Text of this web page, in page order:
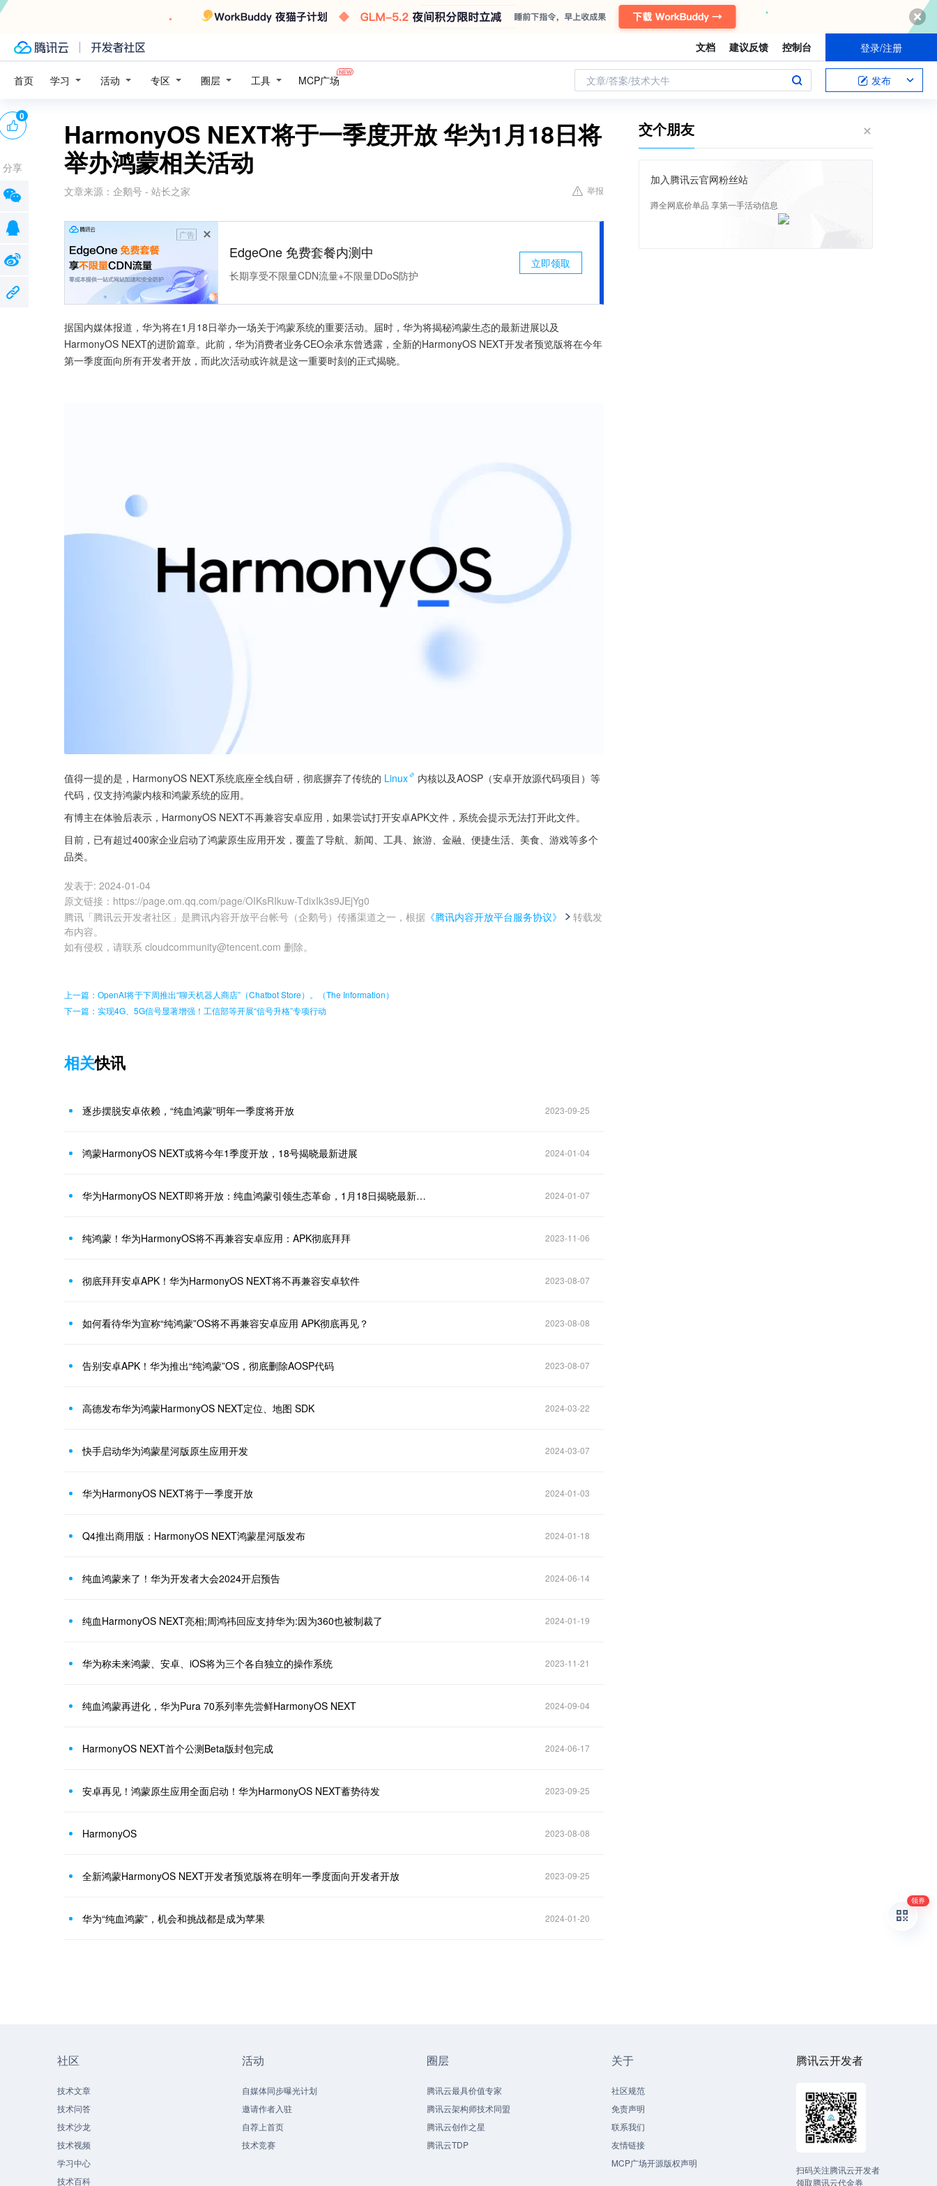
文档 建议反馈 控制台 登录/注册
首页 学习 活动 专区 圈层 工具 MCP广场 文章/答案/技术大牛 发布
HarmonyOS NEXT将于一季度开放 华为1月18日将
举办鸿蒙相关活动
文章来源： 企鹅号 - 站长之家 举报
广告
EdgeOne 免费套餐内测中
长期享受不限量CDN流量+不限量DDoS防护
立即领取
据国内媒体报道，华为将在1月18日举办一场关于鸿蒙系统的重要活动。届时，华为将揭秘鸿蒙生态的最新进展以及
HarmonyOS NEXT的进阶篇章。此前，华为消费者业务CEO余承东曾透露，全新的HarmonyOS NEXT开发者预览版将在今年
第一季度面向所有开发者开放，而此次活动或许就是这一重要时刻的正式揭晓。
值得一提的是，HarmonyOS NEXT系统底座全线自研，彻底摒弃了传统的 Linux
内核以及AOSP（安卓开放源代码项目）等
代码，仅支持鸿蒙内核和鸿蒙系统的应用。
有博主在体验后表示，HarmonyOS NEXT不再兼容安卓应用，如果尝试打开安卓APK文件，系统会提示无法打开此文件。
目前，已有超过400家企业启动了鸿蒙原生应用开发，覆盖了导航、新闻、工具、旅游、金融、便捷生活、美食、游戏等多个
品类。
发表于: 2024-01-04
原文链接 ： https://page.om.qq.com/page/OIKsRIkuw-TdixIk3s9JEjYg0
腾讯「腾讯云开发者社区」是腾讯内容开放平台帐号（企鹅号）传播渠道之一，根据 《腾讯内容开放平台服务协议》
转载发
布内容。
如有侵权，请联系 cloudcommunity@tencent.com 删除。
0
分享
上一篇：OpenAI将于下周推出“聊天机器人商店”（Chatbot Store）。（The Information）
下一篇：实现4G、5G信号显著增强！工信部等开展“信号升格”专项行动
相关快讯
逐步摆脱安卓依赖，“纯血鸿蒙”明年一季度将开放 2023-09-25
鸿蒙HarmonyOS NEXT或将今年1季度开放，18号揭晓最新进展 2024-01-04
华为HarmonyOS NEXT即将开放：纯血鸿蒙引领生态革命，1月18日揭晓最新进展 2024-01-07
纯鸿蒙！华为HarmonyOS将不再兼容安卓应用：APK彻底拜拜 2023-11-06
彻底拜拜安卓APK！华为HarmonyOS NEXT将不再兼容安卓软件 2023-08-07
如何看待华为宣称“纯鸿蒙”OS将不再兼容安卓应用 APK彻底再见？ 2023-08-08
告别安卓APK！华为推出“纯鸿蒙”OS，彻底删除AOSP代码 2023-08-07
高德发布华为鸿蒙HarmonyOS NEXT定位、地图 SDK 2024-03-22
快手启动华为鸿蒙星河版原生应用开发 2024-03-07
华为HarmonyOS NEXT将于一季度开放 2024-01-03
Q4推出商用版：HarmonyOS NEXT鸿蒙星河版发布 2024-01-18
纯血鸿蒙来了！华为开发者大会2024开启预告 2024-06-14
纯血HarmonyOS NEXT亮相;周鸿祎回应支持华为:因为360也被制裁了 2024-01-19
华为称未来鸿蒙、安卓、iOS将为三个各自独立的操作系统 2023-11-21
纯血鸿蒙再进化，华为Pura 70系列率先尝鲜HarmonyOS NEXT 2024-09-04
HarmonyOS NEXT首个公测Beta版封包完成 2024-06-17
安卓再见！鸿蒙原生应用全面启动！华为HarmonyOS NEXT蓄势待发 2023-09-25
HarmonyOS 2023-08-08
全新鸿蒙HarmonyOS NEXT开发者预览版将在明年一季度面向开发者开放 2023-09-25
华为“纯血鸿蒙”，机会和挑战都是成为苹果 2024-01-20
交个朋友
加入腾讯云官网粉丝站
蹲全网底价单品 享第一手活动信息
社区
技术文章
技术问答
技术沙龙
技术视频
学习中心
技术百科
活动
自媒体同步曝光计划
邀请作者入驻
自荐上首页
技术竞赛
圈层
腾讯云最具价值专家
腾讯云架构师技术同盟
腾讯云创作之星
腾讯云TDP
关于
社区规范
免责声明
联系我们
友情链接
MCP广场开源版权声明
腾讯云开发者
扫码关注腾讯云开发者
领取腾讯云代金券
领券